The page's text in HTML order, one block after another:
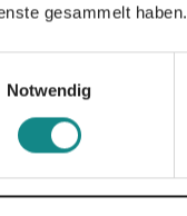
gesammelt haben.
Notwendig